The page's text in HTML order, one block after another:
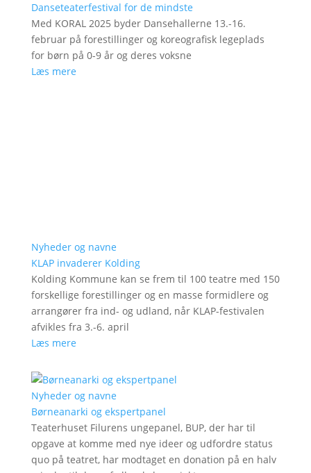
Danseteaterfestival for de mindste
Med KORAL 2025 byder Dansehallerne 13.-16.
februar på forestillinger og koreografisk legeplads
for børn på 0-9 år og deres voksne
Læs mere
Nyheder og navne
KLAP invaderer Kolding
Kolding Kommune kan se frem til 100 teatre med 150
forskellige forestillinger og en masse formidlere og
arrangører fra ind- og udland, når KLAP-festivalen
afvikles fra 3.-6. april
Læs mere
Nyheder og navne
Børneanarki og ekspertpanel
Teaterhuset Filurens ungepanel, BUP, der har til
opgave at komme med nye ideer og udfordre status
quo på teatret, har modtaget en donation på en halv